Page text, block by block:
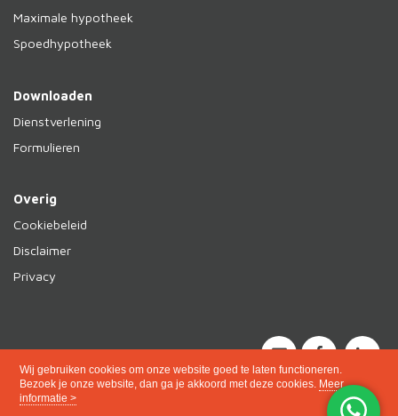
Wij gebruiken cookies om onze website goed te laten functioneren.
Bezoek je onze website, dan ga je akkoord met deze cookies. Meer
informatie >
Maximale hypotheek
Spoedhypotheek
Downloaden
Dienstverlening
Formulieren
Overig
Cookiebeleid
Disclaimer
Privacy